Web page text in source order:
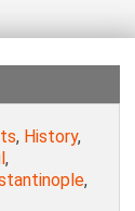
, History,
,
,